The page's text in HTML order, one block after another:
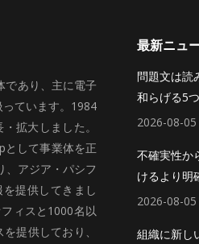
であり、主に電子
ています。1984
拡大しました。
として事業体を正
、アジア・パシフ
提供してきまし
ィスと1000名以
提供しており、
最新ニュ
問題文は読
和らげる5
2026-08-05
不確実性か
けるより明
2026-08-05
組織に新し